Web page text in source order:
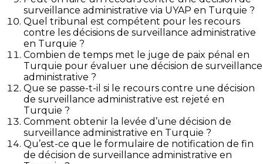
surveillance administrative via UYAP en Turquie ?
Quel tribunal est compétent pour les recours
contre les décisions de surveillance administrative
en Turquie ?
Combien de temps met le juge de paix pénal en
Turquie pour évaluer une décision de surveillance
administrative ?
Que se passe-t-il si le recours contre une décision
de surveillance administrative est rejeté en
Turquie ?
Comment obtenir la levée d’une décision de
surveillance administrative en Turquie ?
Qu’est-ce que le formulaire de notification de fin
de décision de surveillance administrative en